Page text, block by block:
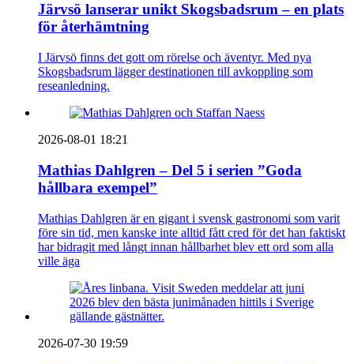
Järvsö lanserar unikt Skogsbadsrum – en plats
för återhämtning
I Järvsö finns det gott om rörelse och äventyr. Med nya
Skogsbadsrum lägger destinationen till avkoppling som
reseanledning.
2026-08-01 18:21
Mathias Dahlgren – Del 5 i serien ”Goda
hållbara exempel”
Mathias Dahlgren är en gigant i svensk gastronomi som varit
före sin tid, men kanske inte alltid fått cred för det han faktiskt
har bidragit med långt innan hållbarhet blev ett ord som alla
ville äga
2026-07-30 19:59